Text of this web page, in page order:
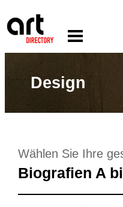
Design
Wählen Sie Ihre
Biografien A